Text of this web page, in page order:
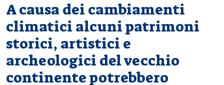
A causa dei cambiamenti
climatici alcuni patrimoni
storici, artistici e
archeologici del vecchio
continente potrebbero